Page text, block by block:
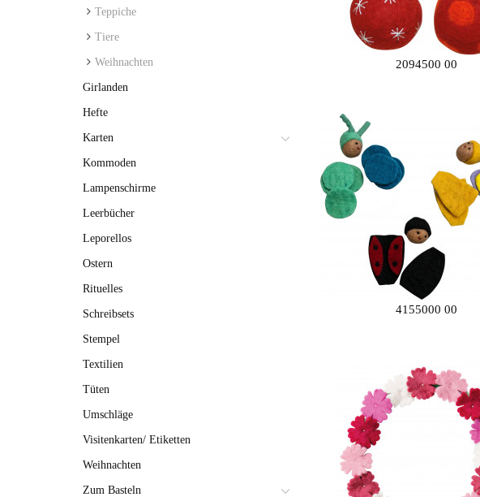
Teppiche
Tiere
Weihnachten
Girlanden
Hefte
Karten
Kommoden
Lampenschirme
Leerbücher
Leporellos
Ostern
Rituelles
Schreibsets
Stempel
Textilien
Tüten
Umschläge
Visitenkarten/ Etiketten
Weihnachten
Zum Basteln
2094500 00
4155000 00